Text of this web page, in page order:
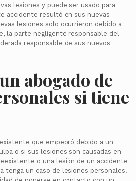
lesiones y puede ser usado para
accidente resultó en sus nuevas
lesiones solo ocurrieron debido a
la parte negligente responsable del
responsable de sus nuevos
abogado de
si tiene
que empeoró debido a un
o si sus lesiones son causadas en
o una lesión de un accidente
tenga un caso de lesiones personales.